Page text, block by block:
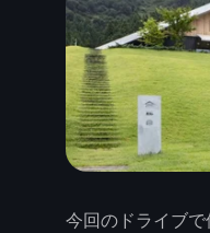
今回のドライブ